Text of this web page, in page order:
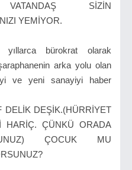
SİZİN
YEMİYOR.
bürokrat olarak
şaraphanenin arka yolu olan
ve yeni sanayiyi haber
DELİK DEŞİK.(HÜRRİYET
HARİÇ. ÇÜNKÜ ORADA
ÇOCUK MU